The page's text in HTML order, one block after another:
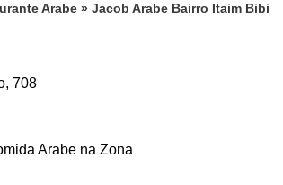
Arabe » Jacob Arabe Bairro Itaim Bibi
708
Arabe na Zona